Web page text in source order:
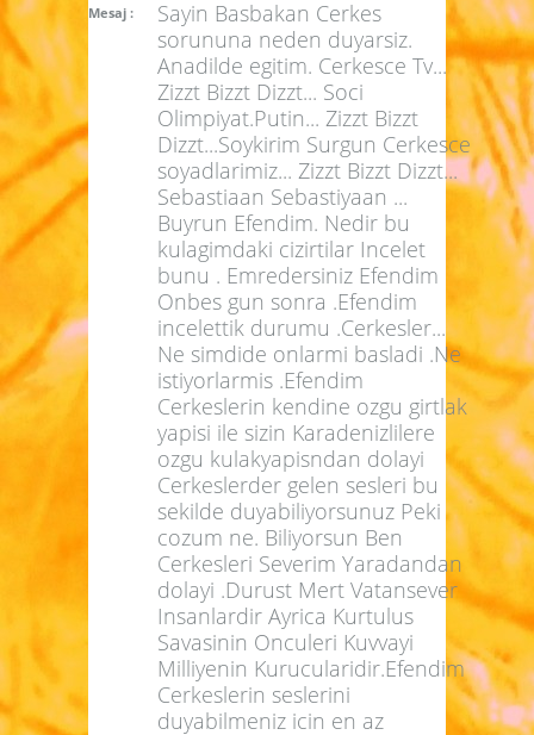
Mesaj :
Sayin Basbakan Cerkes
sorununa neden duyarsiz.
Anadilde egitim. Cerkesce Tv...
Zizzt Bizzt Dizzt... Soci
Olimpiyat.Putin... Zizzt Bizzt
Dizzt...Soykirim Surgun Cerkesce
soyadlarimiz... Zizzt Bizzt Dizzt...
Sebastiaan Sebastiyaan ...
Buyrun Efendim. Nedir bu
kulagimdaki cizirtilar Incelet
bunu . Emredersiniz Efendim
Onbes gun sonra .Efendim
incelettik durumu .Cerkesler...
Ne simdide onlarmi basladi .Ne
istiyorlarmis .Efendim
Cerkeslerin kendine ozgu girtlak
yapisi ile sizin Karadenizlilere
ozgu kulakyapisndan dolayi
Cerkeslerder gelen sesleri bu
sekilde duyabiliyorsunuz Peki
cozum ne. Biliyorsun Ben
Cerkesleri Severim Yaradandan
dolayi .Durust Mert Vatansever
Insanlardir Ayrica Kurtulus
Savasinin Onculeri Kuvvayi
Milliyenin Kurucularidir.Efendim
Cerkeslerin seslerini
duyabilmeniz icin en az